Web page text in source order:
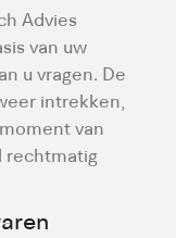
Advies
van uw
u vragen. De
intrekken,
van
rechtmatig